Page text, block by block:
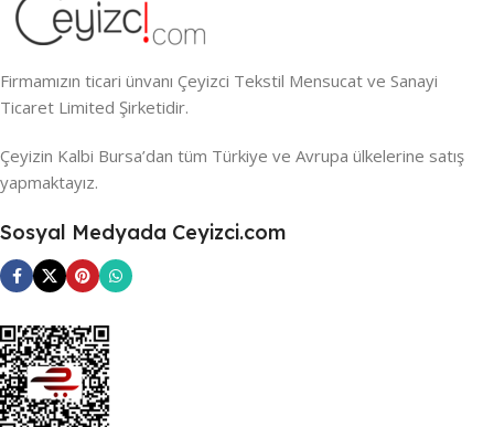
Firmamızın ticari ünvanı Çeyizci Tekstil Mensucat ve Sanayi
Ticaret Limited Şirketidir.
Çeyizin Kalbi Bursa’dan tüm Türkiye ve Avrupa ülkelerine satış
yapmaktayız.
Sosyal Medyada Ceyizci.com